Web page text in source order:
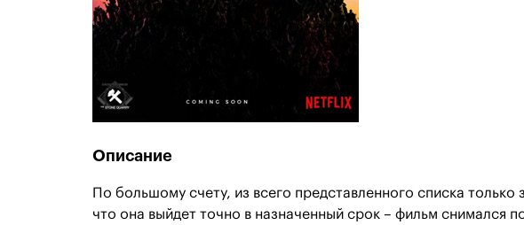
Описание
По большому счету, из всего представленного списка
что она выйдет точно в назначенный срок – фильм снимался